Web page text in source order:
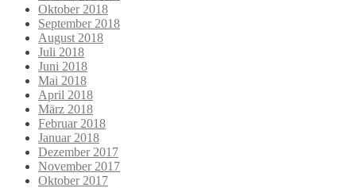
Oktober 2018
September 2018
August 2018
Juli 2018
Juni 2018
Mai 2018
April 2018
März 2018
Februar 2018
Januar 2018
Dezember 2017
November 2017
Oktober 2017